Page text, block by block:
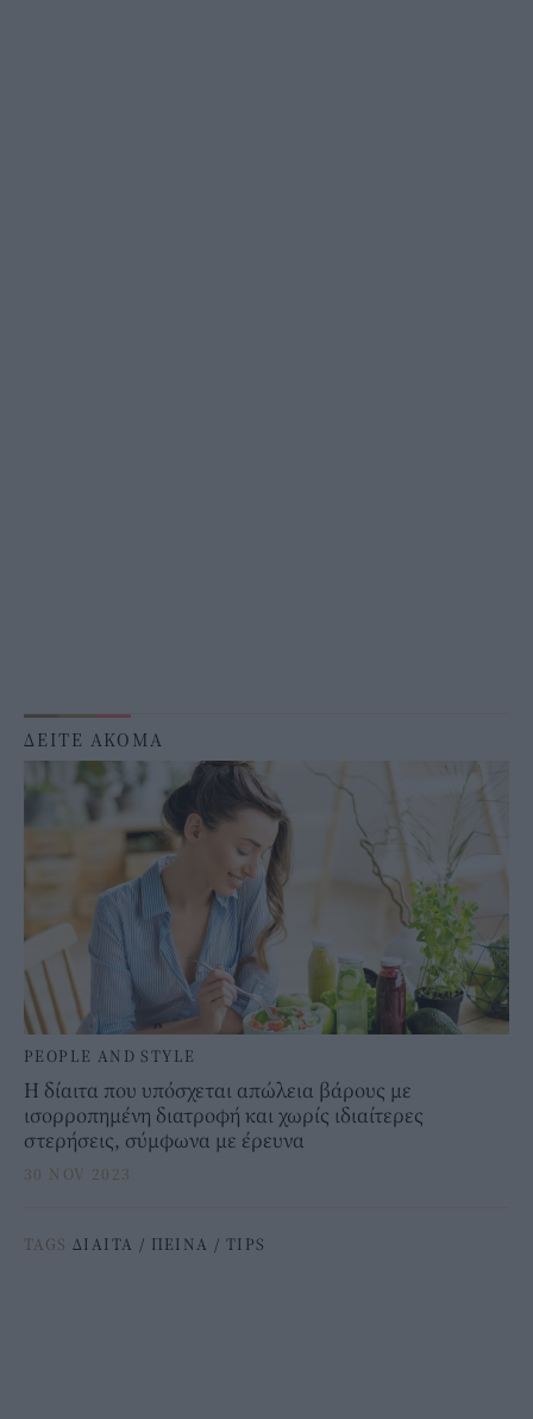
ΔΕΙΤΕ ΑΚΟΜΑ
PEOPLE AND STYLE
Η δίαιτα που υπόσχεται απώλεια βάρους με
ισορροπημένη διατροφή και χωρίς ιδιαίτερες
στερήσεις, σύμφωνα με έρευνα
30 NOV 2023
TAGS ΔΙΑΙΤΑ / ΠΕΙΝΑ / TIPS